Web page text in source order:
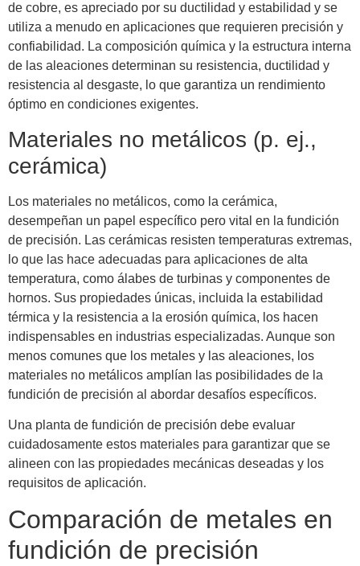
de cobre, es apreciado por su ductilidad y estabilidad y se
utiliza a menudo en aplicaciones que requieren precisión y
confiabilidad. La composición química y la estructura interna
de las aleaciones determinan su resistencia, ductilidad y
resistencia al desgaste, lo que garantiza un rendimiento
óptimo en condiciones exigentes.
Materiales no metálicos (p. ej.,
cerámica)
Los materiales no metálicos, como la cerámica,
desempeñan un papel específico pero vital en la fundición
de precisión. Las cerámicas resisten temperaturas extremas,
lo que las hace adecuadas para aplicaciones de alta
temperatura, como álabes de turbinas y componentes de
hornos. Sus propiedades únicas, incluida la estabilidad
térmica y la resistencia a la erosión química, los hacen
indispensables en industrias especializadas. Aunque son
menos comunes que los metales y las aleaciones, los
materiales no metálicos amplían las posibilidades de la
fundición de precisión al abordar desafíos específicos.
Una planta de fundición de precisión debe evaluar
cuidadosamente estos materiales para garantizar que se
alineen con las propiedades mecánicas deseadas y los
requisitos de aplicación.
Comparación de metales en
fundición de precisión